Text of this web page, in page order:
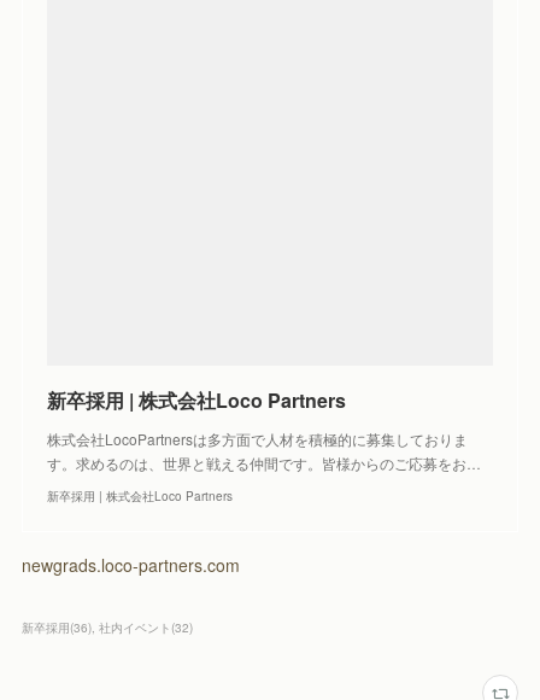
新卒採用 | 株式会社Loco Partners
株式会社LocoPartnersは多方面で人材を積極的に募集しておりま
す。求めるのは、世界と戦える仲間です。皆様からのご応募をお…
新卒採用 | 株式会社Loco Partners
newgrads.loco-partners.com
新卒採用(36) 社内イベント (32)